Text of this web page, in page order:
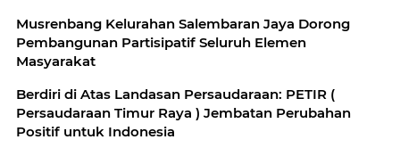
Musrenbang Kelurahan Salembaran Jaya Dorong
Pembangunan Partisipatif Seluruh Elemen
Masyarakat
Berdiri di Atas Landasan Persaudaraan: PETIR (
Persaudaraan Timur Raya ) Jembatan Perubahan
Positif untuk Indonesia